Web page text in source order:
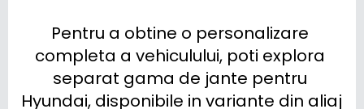
Pentru a obtine o personalizare
completa a vehiculului, poti explora
separat gama de jante pentru
Hyundai, disponibile in variante din aliaj